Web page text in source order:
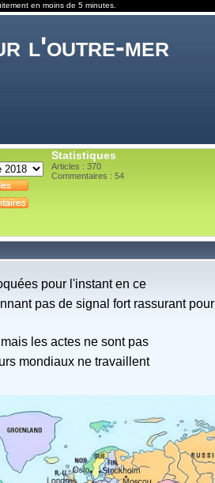
en moins de 5 minutes.
l'outre-mer
Statistiques
Articles : 370
Commentaires : 54
pour l'instant en ce
pas de signal fort rassurant pour
les actes ne sont pas
mondiaux ne travaillent